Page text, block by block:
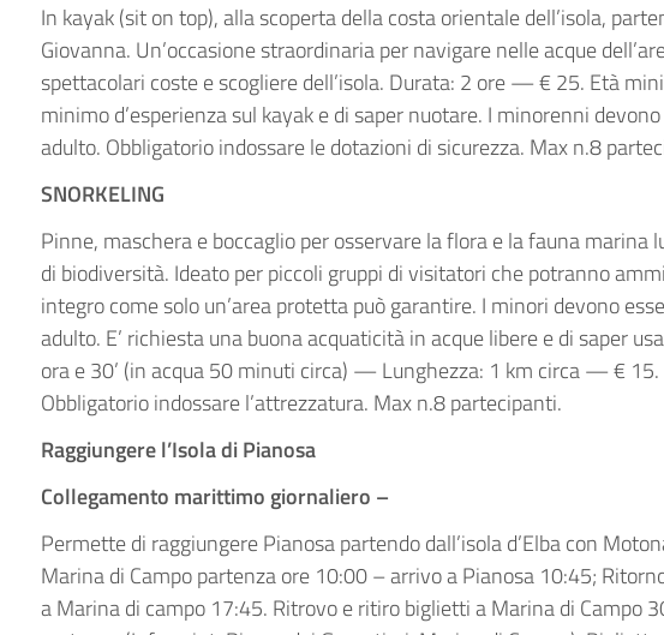
In kayak (sit on top), alla scoperta della costa orientale dell’isola,
Giovanna. Un’occasione straordinaria per navigare nelle acque
spettacolari coste e scogliere dell’isola. Durata: 2 ore — € 25. Età
minimo d’esperienza sul kayak e di saper nuotare. I minorenni
adulto. Obbligatorio indossare le dotazioni di sicurezza. Max n.8
SNORKELING
Pinne, maschera e boccaglio per osservare la flora e la fauna marina
di biodiversità. Ideato per piccoli gruppi di visitatori che potranno
integro come solo un’area protetta può garantire. I minori devono
adulto. E’ richiesta una buona acquaticità in acque libere e di saper
ora e 30’ (in acqua 50 minuti circa) — Lunghezza: 1 km circa — €
Obbligatorio indossare l’attrezzatura. Max n.8 partecipanti.
Raggiungere l’Isola di Pianosa
Collegamento marittimo giornaliero –
Permette di raggiungere Pianosa partendo dall’isola d’Elba con
Marina di Campo partenza ore 10:00 – arrivo a Pianosa 10:45;
a Marina di campo 17:45. Ritrovo e ritiro biglietti a Marina di Campo